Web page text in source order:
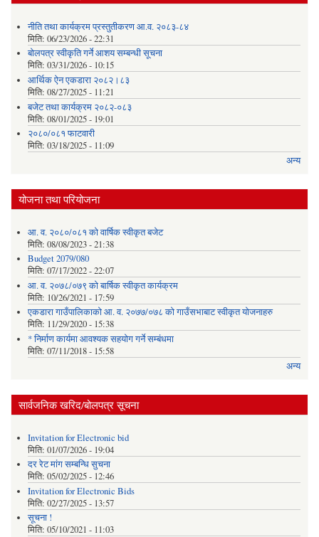
नीति तथा कार्यक्रम प्रस्तुतीकरण आ.व. २०८३-८४
मिति: 06/23/2026 - 22:31
बोलपत्र स्वीकृति गर्ने आशय सम्बन्धी सूचना
मिति: 03/31/2026 - 10:15
आर्थिक ऐन एकडारा २०८२।८३
मिति: 08/27/2025 - 11:21
बजेट तथा कार्यक्रम २०८२-०८३
मिति: 08/01/2025 - 19:01
२०८०/०८१ फाटवारी
मिति: 03/18/2025 - 11:09
अन्य
योजना तथा परियोजना
आ. व. २०८०/०८१ को वार्षिक स्वीकृत बजेट
मिति: 08/08/2023 - 21:38
Budget 2079/080
मिति: 07/17/2022 - 22:07
आ. व. २०७८/०७९ को बार्षिक स्वीकृत कार्यक्रम
मिति: 10/26/2021 - 17:59
एकडारा गाउँपालिकाको आ. व. २०७७/०७८ को गाउँसभाबाट स्वीकृत योजनाहरु
मिति: 11/29/2020 - 15:38
* निर्माण कार्यमा आवश्यक सहयोग गर्ने सम्बंधमा
मिति: 07/11/2018 - 15:58
अन्य
सार्वजनिक खरिद/बोलपत्र सूचना
Invitation for Electronic bid
मिति: 01/07/2026 - 19:04
दर रेट मांग सम्बन्धि सुचना
मिति: 05/02/2025 - 12:46
Invitation for Electronic Bids
मिति: 02/27/2025 - 13:57
सूचना !
मिति: 05/10/2021 - 11:03